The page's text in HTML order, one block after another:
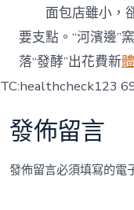
面包店雖小，
要支點。“河濱邊”
落“發酵”出花費新
TC:healthcheck123
發佈留言
發佈留言必須填寫的電